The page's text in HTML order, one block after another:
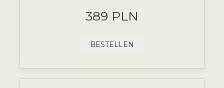
389 PLN
BESTELLEN